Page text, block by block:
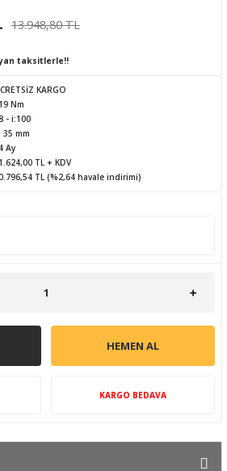
13.948,80 TL
taksitlerle!!
KARGO
Nm
- i:100
mm
Ay
TL + KDV
TL (%2,64 havale indirimi)
HEMEN AL
KARGO BEDAVA